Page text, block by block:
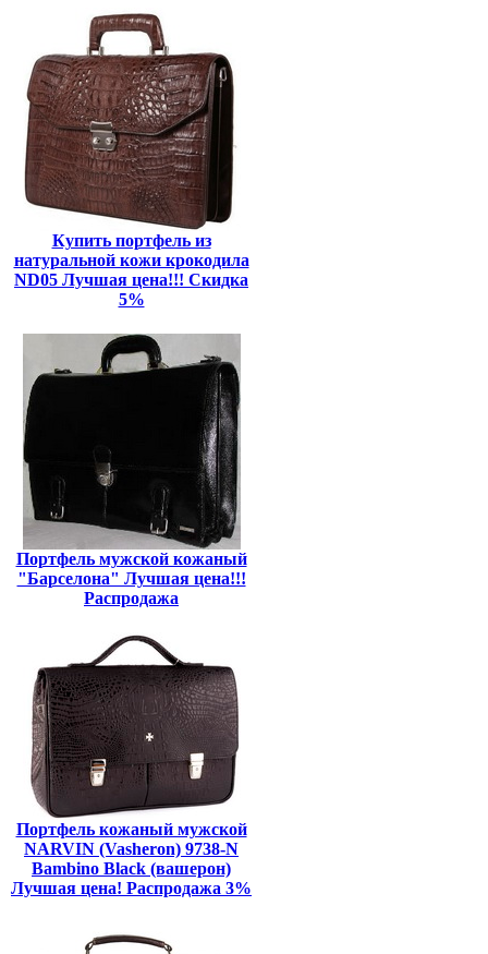
Купить портфель из
натуральной кожи крокодила
ND05 Лучшая цена!!! Скидка
5%
Портфель мужской кожаный
"Барселона" Лучшая цена!!!
Распродажа
Портфель кожаный мужской
NARVIN (Vasheron) 9738-N
Bambino Black (вашерон)
Лучшая цена! Распродажа 3%